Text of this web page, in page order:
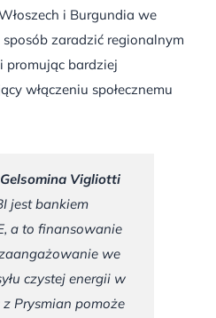
i Burgundia we
zaradzić regionalnym
promując bardziej
włączeniu społecznemu
Vigliotti
jest bankiem
a to finansowanie
we
czystej energii w
Prysmian pomoże